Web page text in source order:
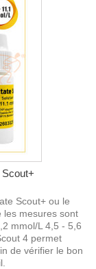
Scout+
Scout+ ou le
les mesures sont
mmol/L 4,5 - 5,6
4 permet
de vérifier le bon